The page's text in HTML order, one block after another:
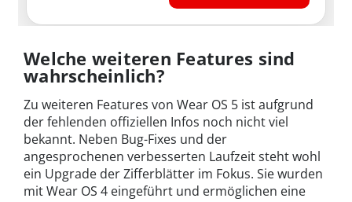
Welche weiteren Features sind
wahrscheinlich?
Zu weiteren Features von Wear OS 5 ist aufgrund
der fehlenden offiziellen Infos noch nicht viel
bekannt. Neben Bug-Fixes und der
angesprochenen verbesserten Laufzeit steht wohl
ein Upgrade der Zifferblätter im Fokus. Sie wurden
mit Wear OS 4 eingeführt und ermöglichen eine